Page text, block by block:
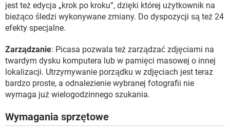
jest też edycja „krok po kroku”, dzięki której użytkownik na
bieżąco śledzi wykonywane zmiany. Do dyspozycji są też 24
efekty specjalne.
Zarządzanie: Picasa pozwala też zarządzać zdjęciami na
twardym dysku komputera lub w pamięci masowej o innej
lokalizacji. Utrzymywanie porządku w zdjęciach jest teraz
bardzo proste, a odnalezienie wybranej fotografii nie
wymaga już wielogodzinnego szukania.
Wymagania sprzętowe